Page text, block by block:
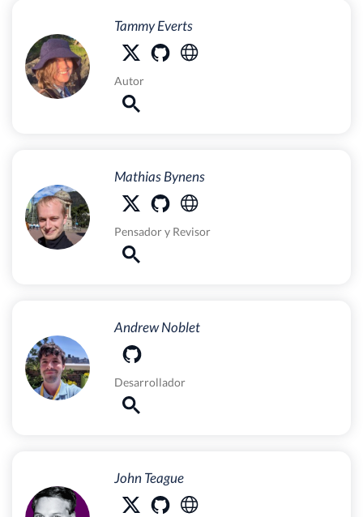
Tammy Everts
Autor
Mathias Bynens
Pensadory Revisor
Andrew Noblet
Desarrollador
John Teague